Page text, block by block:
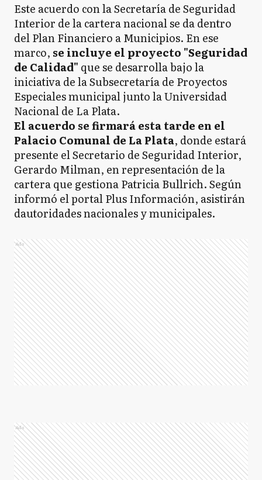
Este acuerdo con la Secretaría de Seguridad
Interior de la cartera nacional se da dentro
del Plan Financiero a Municipios. En ese
marco, se incluye el proyecto "Seguridad
de Calidad" que se desarrolla bajo la
iniciativa de la Subsecretaría de Proyectos
Especiales municipal junto la Universidad
Nacional de La Plata.
El acuerdo se firmará esta tarde en el
Palacio Comunal de La Plata, donde estará
presente el Secretario de Seguridad Interior,
Gerardo Milman, en representación de la
cartera que gestiona Patricia Bullrich. Según
informó el portal Plus Información, asistirán
dautoridades nacionales y municipales.
Ads
Ads